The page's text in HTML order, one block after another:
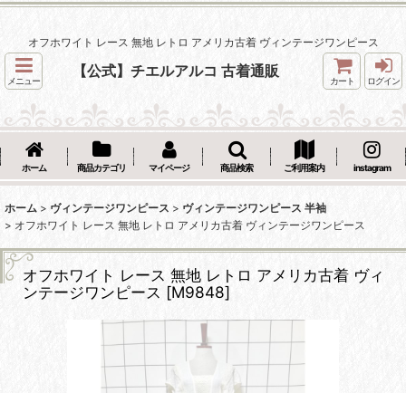
オフホワイト レース 無地 レトロ アメリカ古着 ヴィンテージワンピース
メニュー
【公式】チエルアルコ 古着通販
カート ログイン
ホーム 商品カテゴリ マイページ 商品検索 ご利用案内 instagram
ホーム > ヴィンテージワンピース > ヴィンテージワンピース 半袖
> オフホワイト レース 無地 レトロ アメリカ古着 ヴィンテージワンピース
オフホワイト レース 無地 レトロ アメリカ古着 ヴィ
ンテージワンピース [M9848]